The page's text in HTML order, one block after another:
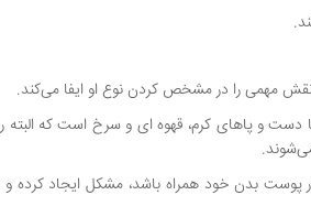
مهمی را در مشخص کردن نوع او ایفا می‌کند.
دست و پاهای کرم، قهوه ای و سرخ است که
بدن خود همراه باشد، مشکل ایجاد کرده و